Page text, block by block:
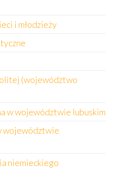
i młodzieży
(województwo
w województwie lubuskim
województwie
niemieckiego